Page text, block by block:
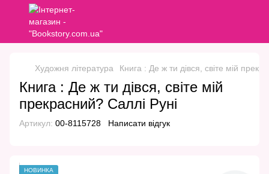
Художня література Книга : Де ж ти дівся, світе мій
Книга : Де ж ти дівся, світе мій
прекрасний? Саллі Руні
Артикул: 00-8115728 Написати відгук
НОВИНКА